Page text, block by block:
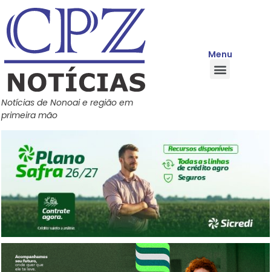
Notícias de Nonoai e região em
primeira mão
Menu